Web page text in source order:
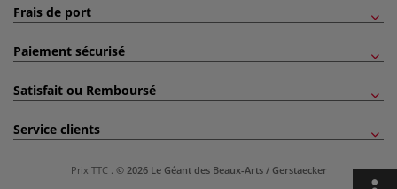
Frais de port
Paiement sécurisé
Satisfait ou Remboursé
Service clients
Prix TTC . © 2026 Le Géant des Beaux-Arts / Gerstaecker